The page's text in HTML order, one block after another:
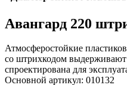
Авангард 220
Атмосферостойкие
со штрихкодом выдерживают
спроектирована для
Основной артикул: 010132